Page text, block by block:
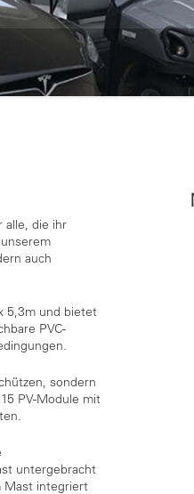
alle, die ihr
auch
5,3m und bietet
PVC-
sondern
PV-Module mit
untergebracht
Mast integriert